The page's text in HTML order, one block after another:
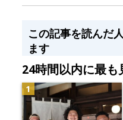
この記事を読んだ
ます
24時間以内に最